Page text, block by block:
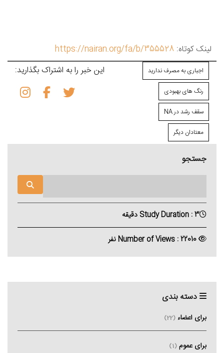
لینک کوتاه: https://nairan.org/fa/b/355528
اجباری به مصرف ندارید
رنگ های بهبودی
سقف رشد در NA
معتادان دیگر
این خبر را به اشتراک بگذارید:
جستجو
Study Duration : 3 دقیقه
دسته بندی
برای اعضاء (22)
برای عموم (1)